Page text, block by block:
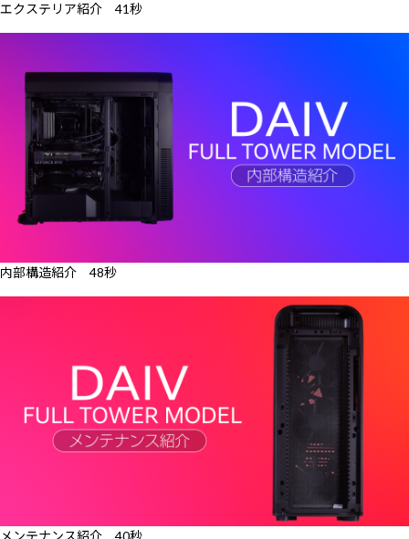
エクステリア紹介 41秒
内部構造紹介 48秒